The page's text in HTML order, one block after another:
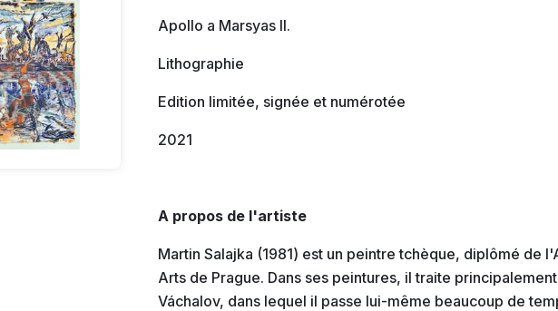
Apollo a Marsyas II.
Lithographie
Edition limitée, signée et numérotée
2021
A propos de l'artiste
Martin Salajka (1981) est un peintre tchèque, diplômé de
Arts de Prague. Dans ses peintures, il traite
Váchalov, dans lequel il passe lui-même beaucoup de